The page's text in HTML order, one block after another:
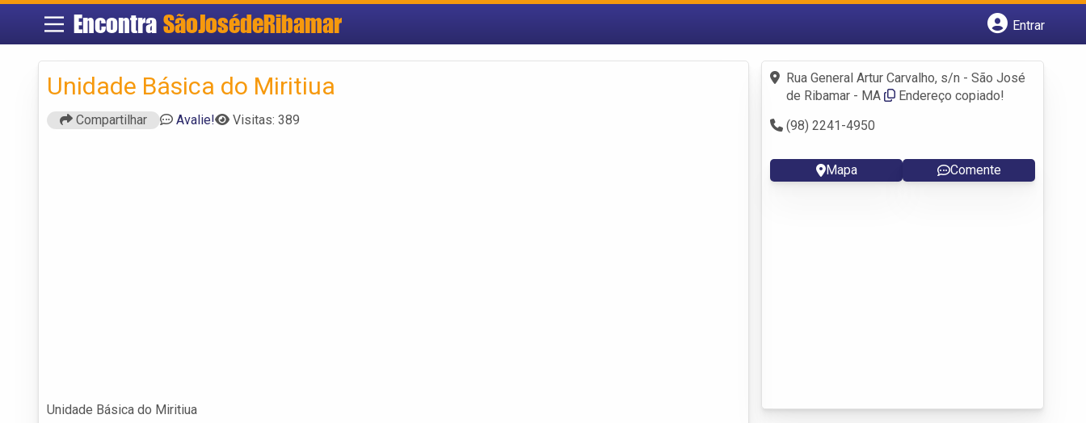
Encontra SãoJosédeRibamar
Entrar
Fazer login
Criar conta
Unidade Básica do Miritiua
Compartilhar Avalie! Visitas: 389
Unidade Básica do Miritiua
Rua General Artur Carvalho, s/n - São José
de Ribamar - MA
Endereço copiado!
(98) 2241-4950
Mapa Comente